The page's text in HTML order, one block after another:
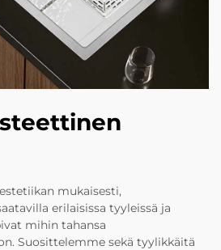
mukaisesti,
erilaisissa tyyleissä ja
mihin tahansa
Suosittelemme sekä tyylikkäitä